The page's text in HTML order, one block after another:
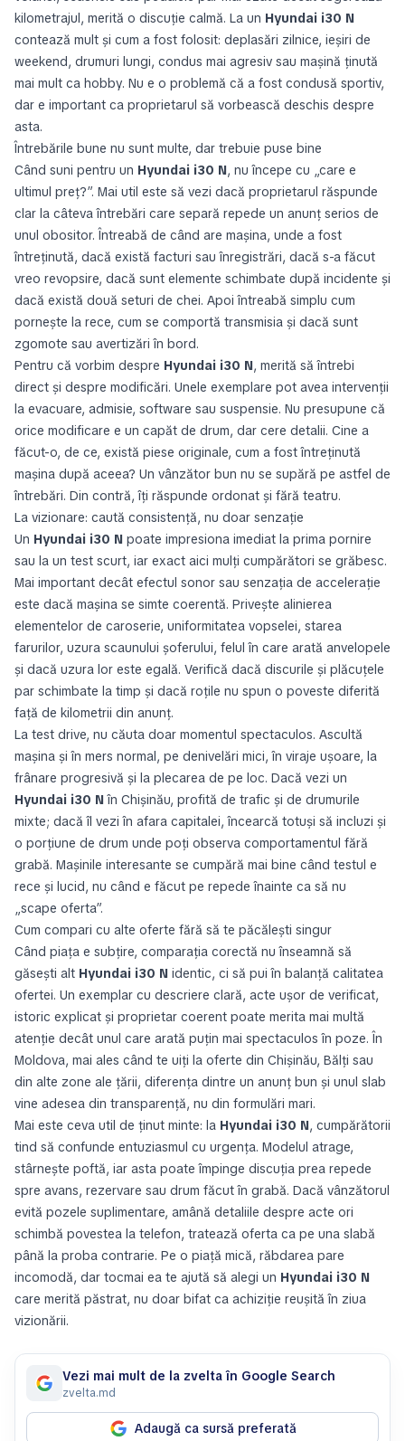
kilometrajul, merită o discuție calmă. La un Hyundai i30 N
contează mult și cum a fost folosit: deplasări zilnice, ieșiri de
weekend, drumuri lungi, condus mai agresiv sau mașină ținută
mai mult ca hobby. Nu e o problemă că a fost condusă sportiv,
dar e important ca proprietarul să vorbească deschis despre
asta.
Întrebările bune nu sunt multe, dar trebuie puse bine
Când suni pentru un Hyundai i30 N, nu începe cu „care e
ultimul preț?”. Mai util este să vezi dacă proprietarul răspunde
clar la câteva întrebări care separă repede un anunț serios de
unul obositor. Întreabă de când are mașina, unde a fost
întreținută, dacă există facturi sau înregistrări, dacă s-a făcut
vreo revopsire, dacă sunt elemente schimbate după incidente și
dacă există două seturi de chei. Apoi întreabă simplu cum
pornește la rece, cum se comportă transmisia și dacă sunt
zgomote sau avertizări în bord.
Pentru că vorbim despre Hyundai i30 N, merită să întrebi
direct și despre modificări. Unele exemplare pot avea intervenții
la evacuare, admisie, software sau suspensie. Nu presupune că
orice modificare e un capăt de drum, dar cere detalii. Cine a
făcut-o, de ce, există piese originale, cum a fost întreținută
mașina după aceea? Un vânzător bun nu se supără pe astfel de
întrebări. Din contră, îți răspunde ordonat și fără teatru.
La vizionare: caută consistență, nu doar senzație
Un Hyundai i30 N poate impresiona imediat la prima pornire
sau la un test scurt, iar exact aici mulți cumpărători se grăbesc.
Mai important decât efectul sonor sau senzația de accelerație
este dacă mașina se simte coerentă. Privește alinierea
elementelor de caroserie, uniformitatea vopselei, starea
farurilor, uzura scaunului șoferului, felul în care arată anvelopele
și dacă uzura lor este egală. Verifică dacă discurile și plăcuțele
par schimbate la timp și dacă roțile nu spun o poveste diferită
față de kilometrii din anunț.
La test drive, nu căuta doar momentul spectaculos. Ascultă
mașina și în mers normal, pe denivelări mici, în viraje ușoare, la
frânare progresivă și la plecarea de pe loc. Dacă vezi un
Hyundai i30 Nîn Chișinău, profită de trafic și de drumurile
mixte; dacă îl vezi în afara capitalei, încearcă totuși să incluzi și
o porțiune de drum unde poți observa comportamentul fără
grabă. Mașinile interesante se cumpără mai bine când testul e
rece și lucid, nu când e făcut pe repede înainte ca să nu
„scape oferta”.
Cum compari cu alte oferte fără să te păcălești singur
Când piața e subțire, comparația corectă nu înseamnă să
găsești alt Hyundai i30 N identic, ci să pui în balanță calitatea
ofertei. Un exemplar cu descriere clară, acte ușor de verificat,
istoric explicat și proprietar coerent poate merita mai multă
atenție decât unul care arată puțin mai spectaculos în poze. În
Moldova, mai ales când te uiți la oferte din Chișinău, Bălți sau
din alte zone ale țării, diferența dintre un anunț bun și unul slab
vine adesea din transparență, nu din formulări mari.
Mai este ceva util de ținut minte: la Hyundai i30 N, cumpărătorii
tind să confunde entuziasmul cu urgența. Modelul atrage,
stârnește poftă, iar asta poate împinge discuția prea repede
spre avans, rezervare sau drum făcut în grabă. Dacă vânzătorul
evită pozele suplimentare, amână detaliile despre acte ori
schimbă povestea la telefon, tratează oferta ca pe una slabă
până la proba contrarie. Pe o piață mică, răbdarea pare
incomodă, dar tocmai ea te ajută să alegi un Hyundai i30 N
care merită păstrat, nu doar bifat ca achiziție reușită în ziua
vizionării.
Vezi mai mult de la zvelta în Google Search
zvelta.md
Adaugă ca sursă preferată